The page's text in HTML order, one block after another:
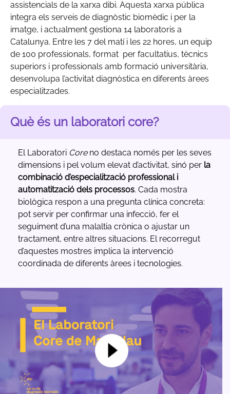
assistencials de la xarxa dibi. Aquesta xarxa pública
integra els serveis de diagnòstic biomèdic i per la
imatge, i actualment gestiona 14 laboratoris a
Catalunya. Entre les 7 del matí i les 22 hores, un equip
de 100 professionals, format per facultatius, tècnics
superiors i professionals amb formació universitària,
desenvolupa l’activitat diagnòstica en diferents àrees
especialitzades.
Què és un laboratori core?
El Laboratori Coreno destaca només per les seves
dimensions i pel volum elevat d’activitat, sinó per la
combinació d’especialització professional i
automatització dels processos. Cada mostra
biològica respon a una pregunta clínica concreta:
pot servir per confirmar una infecció, fer el
seguiment d’una malaltia crònica o ajustar un
tractament, entre altres situacions. El recorregut
d’aquestes mostres implica la intervenció
coordinada de diferents àrees i tecnologies.